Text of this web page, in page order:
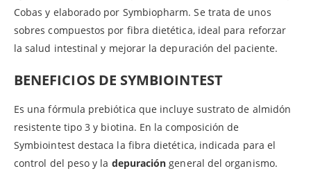
Cobas y elaborado por Symbiopharm. Se trata de unos
sobres compuestos por fibra dietética, ideal para reforzar
la salud intestinal y mejorar la depuración del paciente.
BENEFICIOS DE SYMBIOINTEST
Es una fórmula prebiótica que incluye sustrato de almidón
resistente tipo 3 y biotina. En la composición de
Symbiointest destaca la fibra dietética, indicada para el
control del peso y la depuración general del organismo.